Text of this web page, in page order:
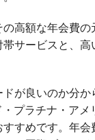
高額な年会費の
サービスと、高
ドが良いのか分か
プラチナ・アメ
すめです。年会